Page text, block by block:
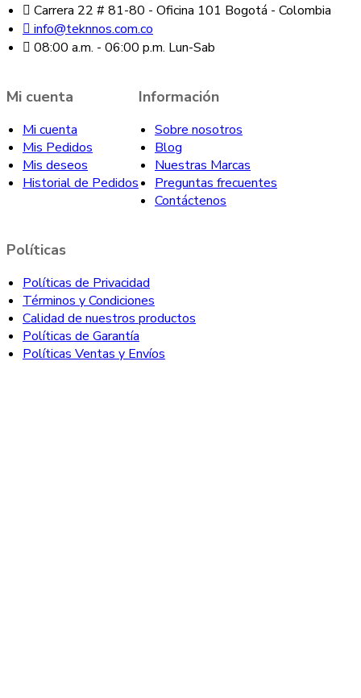
Carrera 22 # 81-80 - Oficina 101 Bogotá - Colombia
info@teknnos.com.co
08:00 a.m. - 06:00 p.m. Lun-Sab
Mi cuenta
Mi cuenta
Mis Pedidos
Mis deseos
Historial de Pedidos
Información
Sobre nosotros
Blog
Nuestras Marcas
Preguntas frecuentes
Contáctenos
Políticas
Políticas de Privacidad
Términos y Condiciones
Calidad de nuestros productos
Políticas de Garantía
Políticas Ventas y Envíos